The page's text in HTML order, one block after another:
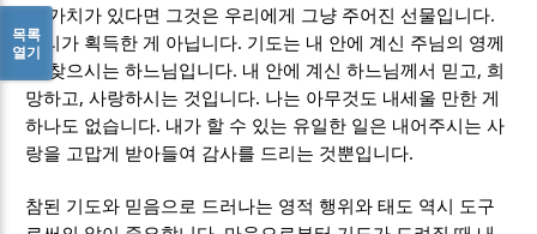
떤 가치가 있다면 그것은 우리에게 그냥 주어진 선물입니다.
우리가 획득한 게 아닙니다. 기도는 내 안에 계신 주님의 영께
서 찾으시는 하느님입니다. 내 안에 계신 하느님께서 믿고, 희
망하고,사랑하시는 것입니다. 나는 아무것도 내세울 만한 게
하나도 없습니다. 내가 할 수 있는 유일한 일은 내어주시는 사
랑을 고맙게 받아들여 감사를 드리는 것뿐입니다.
참된 기도와 믿음으로 드러나는 영적 행위와 태도 역시 도구
목록
열기